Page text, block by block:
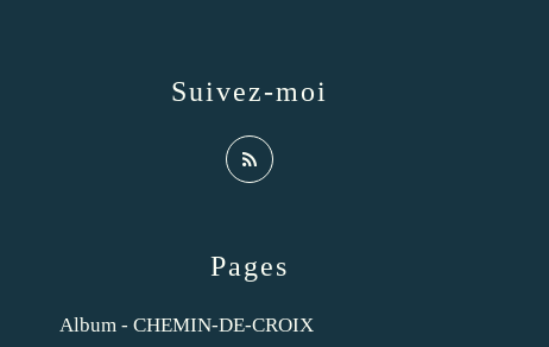
Pages
Album - CHEMIN-DE-CROIX
Suivez-moi